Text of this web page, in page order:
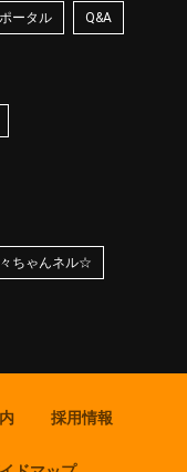
ータル Q&A
ちゃんネル☆
採用情報